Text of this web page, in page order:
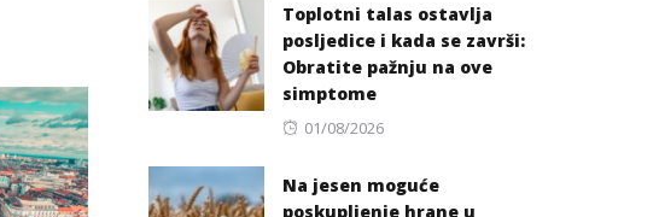
Toplotni talas ostavlja
posljedice i kada se završi:
Obratite pažnju na ove
simptome
Posted
01/08/2026
Na jesen moguće
poskupljenje hrane u